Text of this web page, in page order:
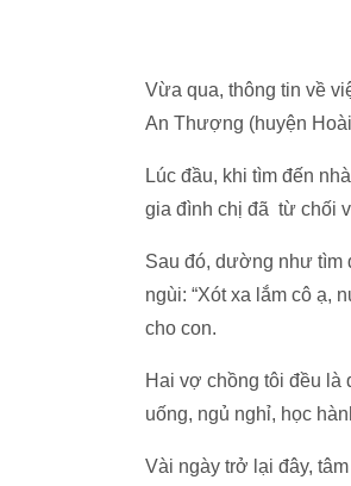
Vừa qua, thông tin về
An Thượng (huyện
Lúc đầu, khi tìm đến
gia đình chị đã từ chối
Sau đó, dường như tìm
ngùi: “Xót xa lắm cô ạ,
cho con.
Hai vợ chồng tôi đều là
uống, ngủ nghỉ, học
Vài ngày trở lại đây,